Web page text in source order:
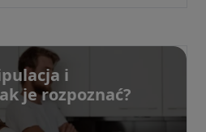
i
je rozpoznać?